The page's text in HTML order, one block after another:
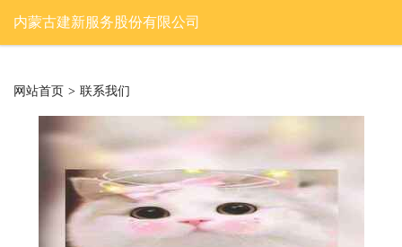
内蒙古建新服务股份有限公司
网站首页 > 联系我们